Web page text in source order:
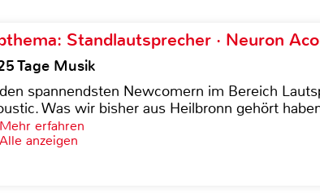
Standlautsprecher · Neuron
Tage Musik
spannendsten Newcomern im Bereich
Was wir bisher aus Heilbronn gehört
erfahren
anzeigen